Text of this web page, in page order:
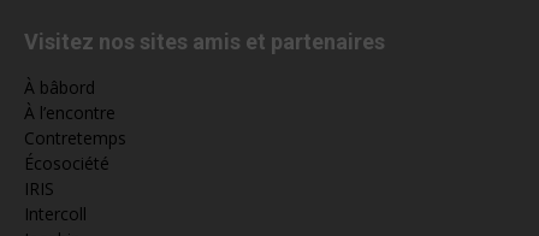
Visitez nos sites amis et partenaires
À bâbord
À l’encontre
Contretemps
Écosociété
IRIS
Intercoll